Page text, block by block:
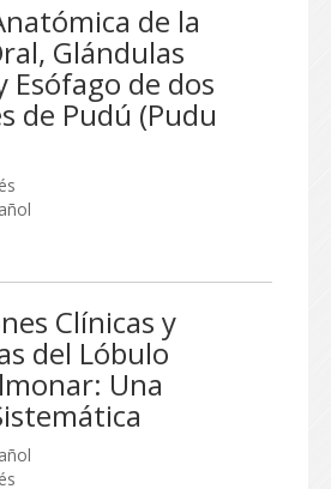
de la
Glándulas
Esófago de dos
de Pudú (Pudu
Clínicas y
del Lóbulo
Una